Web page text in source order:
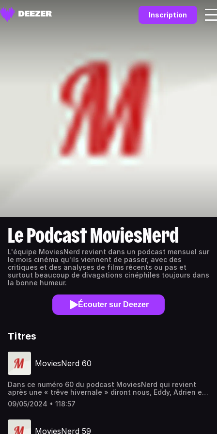
Inscription
Le Podcast MoviesNerd
L'équipe MoviesNerd revient dans un podcast mensuel sur
le mois cinéma qu'ils viennent de passer, avec des
critiques et des analyses de films récents ou pas et
surtout beaucoup de divagations cinéphiles toujours dans
la bonne humeur.
Écouter sur Deezer
Titres
MoviesNerd 60
Dans ce numéro 60 du podcast MoviesNerd qui revient
après une « trêve hivernale » diront nous, Eddy, Adrien et
Axel y discutent de pleins de choses cool. Le sommaire de
l’émission : Le Jeu – Qu’est-ce que t’as réalisé ? Le thème
évoqués dans l’émission : Twitter : Suivre @TheLexal
Suivre @ParkerMitty Suivre @E_Stark91 Suivre
09/05/2024 • 118:57
MoviesNerd 59